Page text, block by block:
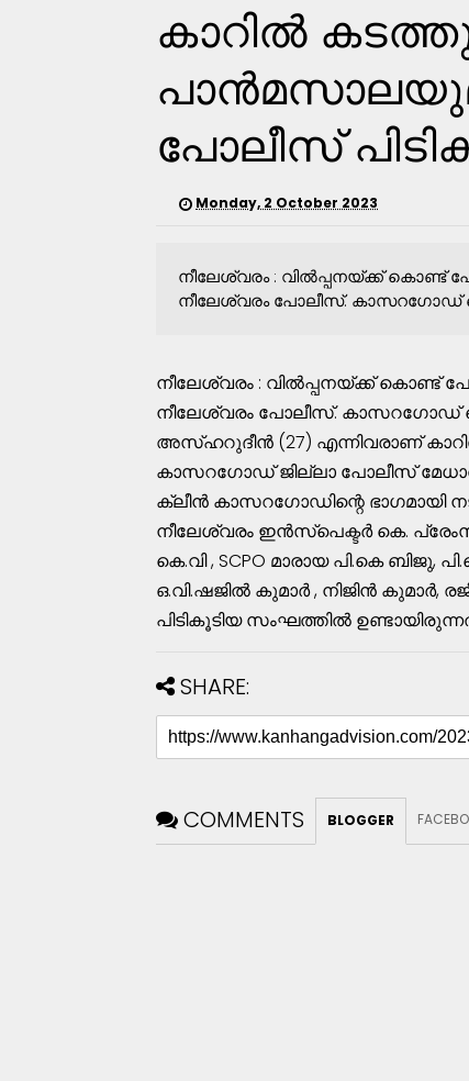
കാറിൽ
പോലീസ്
Monday, 2 October 2023
നീലേശ്വരം : വിൽപ്പനയ്ക്ക് കൊണ്ട്
നീലേശ്വരം പോലീസ്. കാസറഗോഡ്
നീലേശ്വരം : വിൽപ്പനയ്ക്ക് കൊണ്ട്
നീലേശ്വരം പോലീസ്. കാസറഗോഡ്
അസ്ഹറുദീൻ (27) എന്നിവരാണ്
കാസറഗോഡ് ജില്ലാ പോലീസ്
ക്ലീൻ കാസറഗോഡിന്റെ ഭാഗമായി
നീലേശ്വരം ഇൻസ്‌പെക്ടർ കെ.
കെ.വി , SCPO മാരായ പി.കെ ബിജു,
ഒ.വി.ഷജിൽ കുമാർ , നിജിൻ കുമാർ,
പിടികൂടിയ സംഘത്തിൽ
SHARE:
COMMENTS BLOGGER